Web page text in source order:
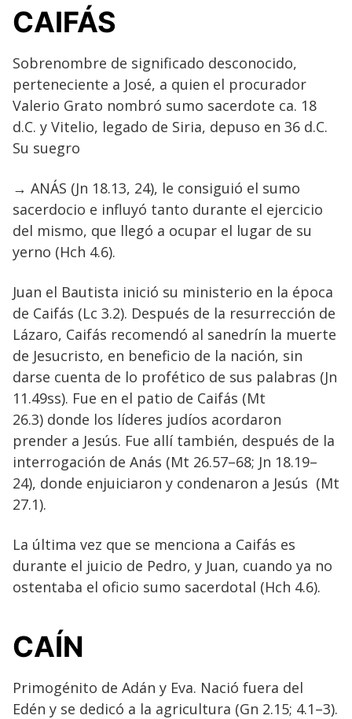
CAIFÁS
Sobrenombre de significado desconocido,
perteneciente a José, a quien el procurador
Valerio Grato nombró sumo sacerdote ca. 18
d.C. y Vitelio, legado de Siria, depuso en 36 d.C.
Su suegro
→ ANÁS (Jn 18.13, 24), le consiguió el sumo
sacerdocio e influyó tanto durante el ejercicio
del mismo, que llegó a ocupar el lugar de su
yerno (Hch 4.6).
Juan el Bautista inició su ministerio en la época
de Caifás (Lc 3.2). Después de la resurrección de
Lázaro, Caifás recomendó al sanedrín la muerte
de Jesucristo, en beneficio de la nación, sin
darse cuenta de lo profético de sus palabras (Jn
11.49ss). Fue en el patio de Caifás (Mt
26.3) donde los líderes judíos acordaron
prender a Jesús. Fue allí también, después de la
interrogación de Anás (Mt 26.57–68; Jn 18.19–
24), donde enjuiciaron y condenaron a Jesús (Mt
27.1).
La última vez que se menciona a Caifás es
durante el juicio de Pedro, y Juan, cuando ya no
ostentaba el oficio sumo sacerdotal (Hch 4.6).
CAÍN
Primogénito de Adán y Eva. Nació fuera del
Edén y se dedicó a la agricultura (Gn 2.15; 4.1–3).